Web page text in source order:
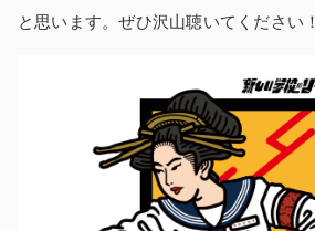
と思います。ぜひ沢山聴いてください！